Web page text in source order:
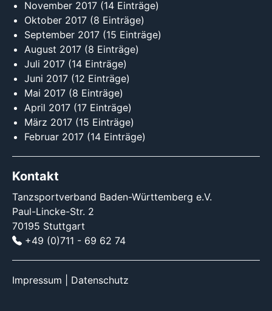
November 2017 (14 Einträge)
Oktober 2017 (8 Einträge)
September 2017 (15 Einträge)
August 2017 (8 Einträge)
Juli 2017 (14 Einträge)
Juni 2017 (12 Einträge)
Mai 2017 (8 Einträge)
April 2017 (17 Einträge)
März 2017 (15 Einträge)
Februar 2017 (14 Einträge)
Kontakt
Tanzsportverband Baden-Württemberg e.V.
Paul-Lincke-Str. 2
70195 Stuttgart
+49 (0)711 - 69 62 74
Impressum Datenschutz